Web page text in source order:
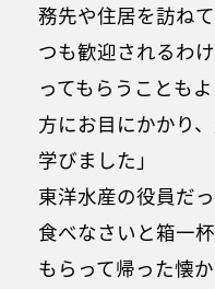
務先や住居を訪ね
つも歓迎されるわ
ってもらうことも
方にお目にかかり
学びました」
東洋水産の役員だ
食べなさいと箱一
もらって帰った懐